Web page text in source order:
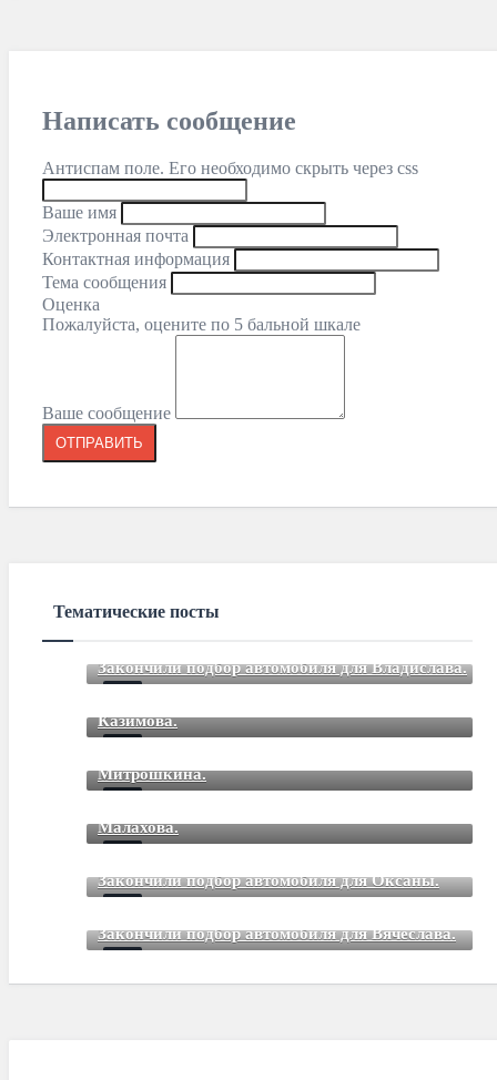
Написать сообщение
Антиспам поле. Его необходимо скрыть через css
Ваше имя
Электронная почта
Контактная информация
Тема сообщения
Оценка
Пожалуйста, оцените по 5 бальной шкале
Ваше сообщение
Тематические посты
Закончили подбор автомобиля для Владислава.
Казимова.
Митрошкина.
Малахова.
Закончили подбор автомобиля для Оксаны.
Закончили подбор автомобиля для Вячеслава.